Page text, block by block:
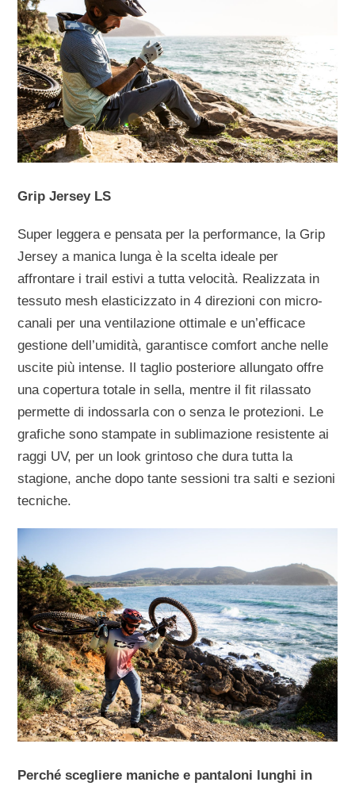
Grip Jersey LS
Super leggera e pensata per la performance, la Grip
Jersey a manica lunga è la scelta ideale per
affrontare i trail estivi a tutta velocità. Realizzata in
tessuto mesh elasticizzato in 4 direzioni con micro-
canali per una ventilazione ottimale e un’efficace
gestione dell’umidità, garantisce comfort anche nelle
uscite più intense. Il taglio posteriore allungato offre
una copertura totale in sella, mentre il fit rilassato
permette di indossarla con o senza le protezioni. Le
grafiche sono stampate in sublimazione resistente ai
raggi UV, per un look grintoso che dura tutta la
stagione, anche dopo tante sessioni tra salti e sezioni
tecniche.
Perché scegliere maniche e pantaloni lunghi in